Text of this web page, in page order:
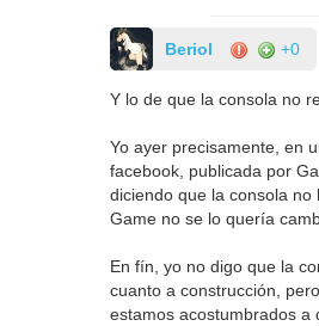
Beriol +0
Y lo de que la consola no
Yo ayer precisamente, en
facebook, publicada por
diciendo que la consola
Game no se lo quería
En fín, yo no digo que la
cuanto a construcción,
estamos acostumbrados a